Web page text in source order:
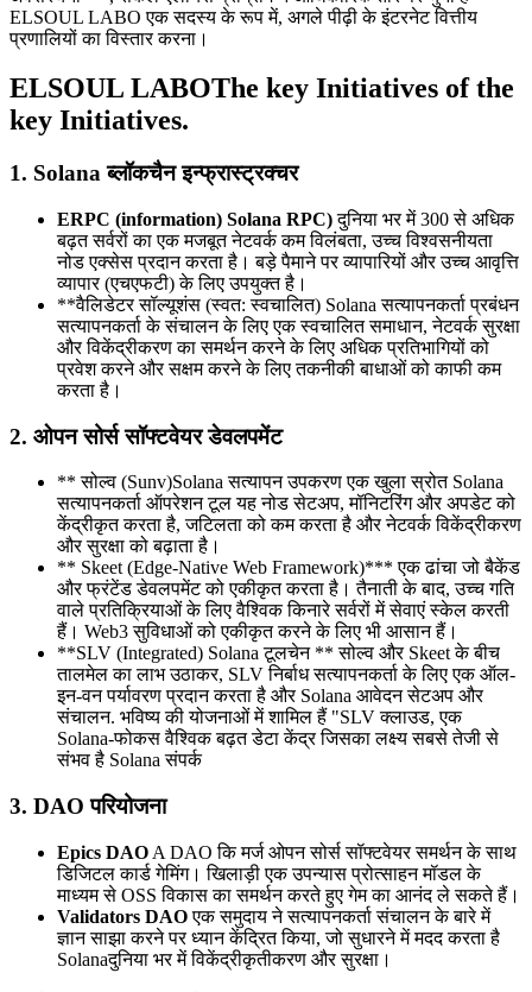
ELSOUL LABO एक सदस्य के रूप में, अगले पीढ़ी के इंटरनेट वित्तीय
प्रणालियों का विस्तार करना।
ELSOUL LABOThe key Initiatives of the
key Initiatives.
1. Solana ब्लॉकचैन इन्फ्रास्ट्रक्चर
ERPC (information) Solana RPC)दुनिया भर में 300 से अधिक
बढ़त सर्वरों का एक मजबूत नेटवर्क कम विलंबता, उच्च विश्वसनीयता
नोड एक्सेस प्रदान करता है। बड़े पैमाने पर व्यापारियों और उच्च आवृत्ति
व्यापार (एचएफटी) के लिए उपयुक्त है।
**वैलिडेटर सॉल्यूशंस (स्वत: स्वचालित) Solana सत्यापनकर्ता प्रबंधन
सत्यापनकर्ता के संचालन के लिए एक स्वचालित समाधान, नेटवर्क सुरक्षा
और विकेंद्रीकरण का समर्थन करने के लिए अधिक प्रतिभागियों को
प्रवेश करने और सक्षम करने के लिए तकनीकी बाधाओं को काफी कम
करता है।
2. ओपन सोर्स सॉफ्टवेयर डेवलपमेंट
** सोल्व (Sunv)Solana सत्यापन उपकरण एक खुला स्रोत Solana
सत्यापनकर्ता ऑपरेशन टूल यह नोड सेटअप, मॉनिटरिंग और अपडेट को
केंद्रीकृत करता है, जटिलता को कम करता है और नेटवर्क विकेंद्रीकरण
और सुरक्षा को बढ़ाता है।
** Skeet (Edge-Native Web Framework)*** एक ढांचा जो बैकेंड
और फ्रंटेंड डेवलपमेंट को एकीकृत करता है। तैनाती के बाद, उच्च गति
वाले प्रतिक्रियाओं के लिए वैश्विक किनारे सर्वरों में सेवाएं स्केल करती
हैं। Web3 सुविधाओं को एकीकृत करने के लिए भी आसान हैं।
**SLV (Integrated) Solana टूलचेन ** सोल्व और Skeet के बीच
तालमेल का लाभ उठाकर, SLV निर्बाध सत्यापनकर्ता के लिए एक ऑल-
इन-वन पर्यावरण प्रदान करता है और Solana आवेदन सेटअप और
संचालन. भविष्य की योजनाओं में शामिल हैं "SLV क्लाउड, एक
Solana-फोकस वैश्विक बढ़त डेटा केंद्र जिसका लक्ष्य सबसे तेजी से
संभव है Solana संपर्क
3. DAO परियोजना
Epics DAO A DAO कि मर्ज ओपन सोर्स सॉफ्टवेयर समर्थन के साथ
डिजिटल कार्ड गेमिंग। खिलाड़ी एक उपन्यास प्रोत्साहन मॉडल के
माध्यम से OSS विकास का समर्थन करते हुए गेम का आनंद ले सकते हैं।
Validators DAOएक समुदाय ने सत्यापनकर्ता संचालन के बारे में
ज्ञान साझा करने पर ध्यान केंद्रित किया, जो सुधारने में मदद करता है
Solanaदुनिया भर में विकेंद्रीकृतीकरण और सुरक्षा।